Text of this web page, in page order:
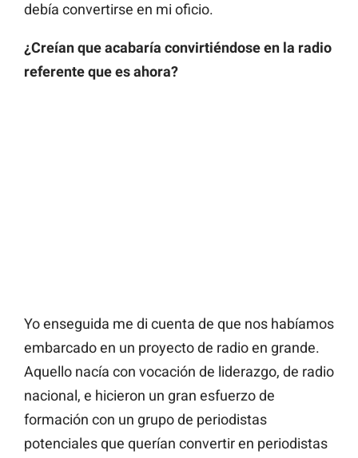
debía convertirse en mi oficio.
¿Creían que acabaría convirtiéndose en la radio
referente que es ahora?
Yo enseguida me di cuenta de que nos habíamos
embarcado en un proyecto de radio en grande.
Aquello nacía con vocación de liderazgo, de radio
nacional, e hicieron un gran esfuerzo de
formación con un grupo de periodistas
potenciales que querían convertir en periodistas